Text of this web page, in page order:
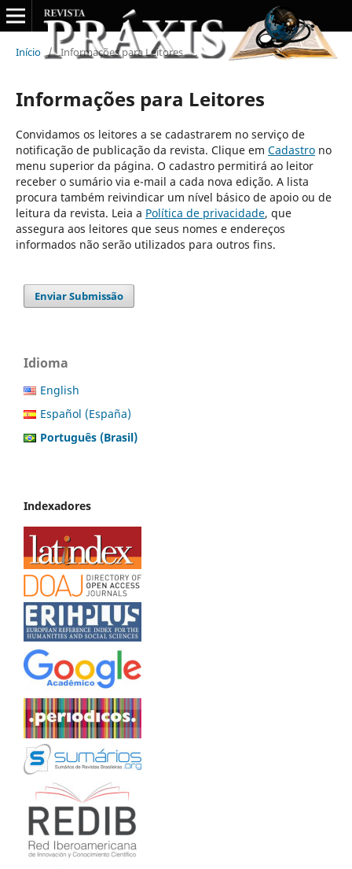
Início / Informações para Leitores
Informações para Leitores
Convidamos os leitores a se cadastrarem no serviço de
notificação de publicação da revista. Clique em Cadastrono
menu superior da página. O cadastro permitirá ao leitor
receber o sumário via e-mail a cada nova edição. A lista
procura também reivindicar um nível básico de apoio ou de
leitura da revista. Leia a Política de privacidade, que
assegura aos leitores que seus nomes e endereços
informados não serão utilizados para outros fins.
Enviar Submissão
Idioma
English
Español (España)
Português (Brasil)
Indexadores